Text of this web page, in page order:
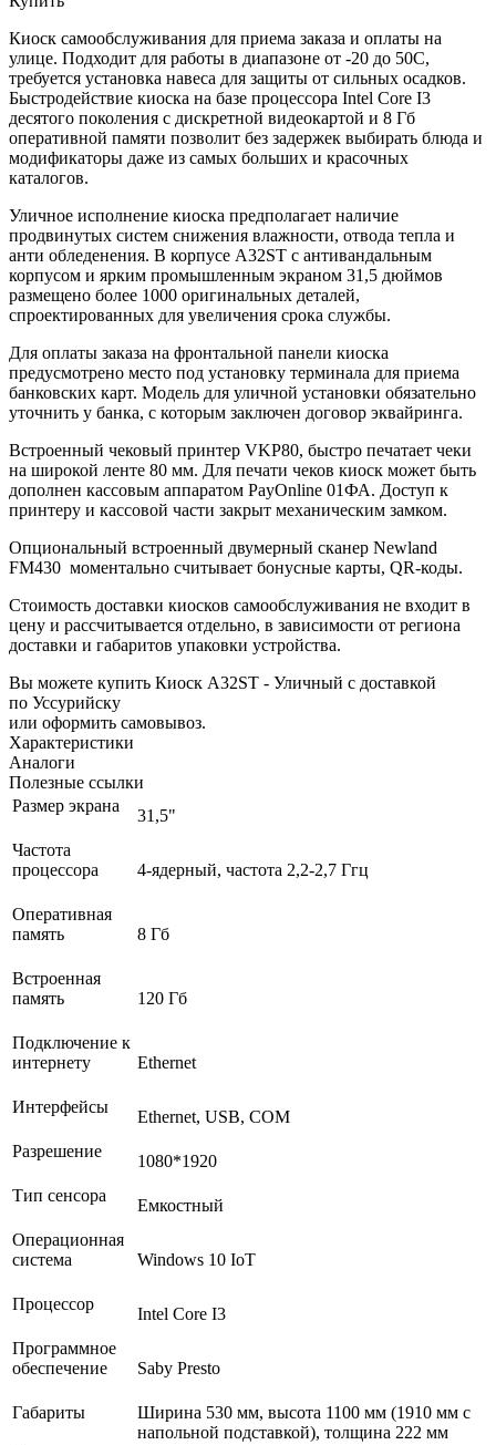
Киоск самообслуживания для приема заказа и оплаты на
улице. Подходит для работы в диапазоне от -20 до 50С,
требуется установка навеса для защиты от сильных осадков.
Быстродействие киоска на базе процессора Intel Core I3
десятого поколения с дискретной видеокартой и 8 Гб
оперативной памяти позволит без задержек выбирать блюда и
модификаторы даже из самых больших и красочных
каталогов.
Уличное исполнение киоска предполагает наличие
продвинутых систем снижения влажности, отвода тепла и
анти обледенения. В корпусе A32ST с антивандальным
корпусом и ярким промышленным экраном 31,5 дюймов
размещено более 1000 оригинальных деталей,
спроектированных для увеличения срока службы.
Для оплаты заказа на фронтальной панели киоска
предусмотрено место под установку терминала для приема
банковских карт. Модель для уличной установки обязательно
уточнить у банка, с которым заключен договор эквайринга.
Встроенный чековый принтер VKP80, быстро печатает чеки
на широкой ленте 80 мм. Для печати чеков киоск может быть
дополнен кассовым аппаратом PayOnline 01ФА. Доступ к
принтеру и кассовой части закрыт механическим замком.
Опциональный встроенный двумерный сканер Newland
FM430 моментально считывает бонусные карты, QR-коды.
Стоимость доставки киосков самообслуживания не входит в
цену и рассчитывается отдельно, в зависимости от региона
доставки и габаритов упаковки устройства.
Вы можете купить Киоск A32ST - Уличный с доставкой
по Уссурийску
или оформить самовывоз.
Характеристики
Аналоги
Полезные ссылки
Размер экрана
31,5"
Частота
процессора
4-ядерный, частота 2,2-2,7 Ггц
Оперативная
память
8 Гб
Встроенная
память
120 Гб
Подключение к
интернету
Ethernet
Интерфейсы
Ethernet, USB, COM
Разрешение
1080*1920
Тип сенсора
Емкостный
Операционная
система
Windows 10 IoT
Процессор
Intel Core I3
Программное
обеспечение
Saby Presto
Габариты
Ширина 530 мм, высота 1100 мм (1910 мм с
напольной подставкой), толщина 222 мм